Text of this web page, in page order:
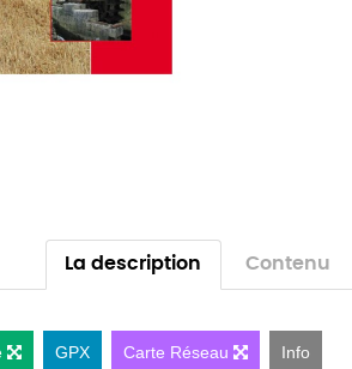
La description Contenu